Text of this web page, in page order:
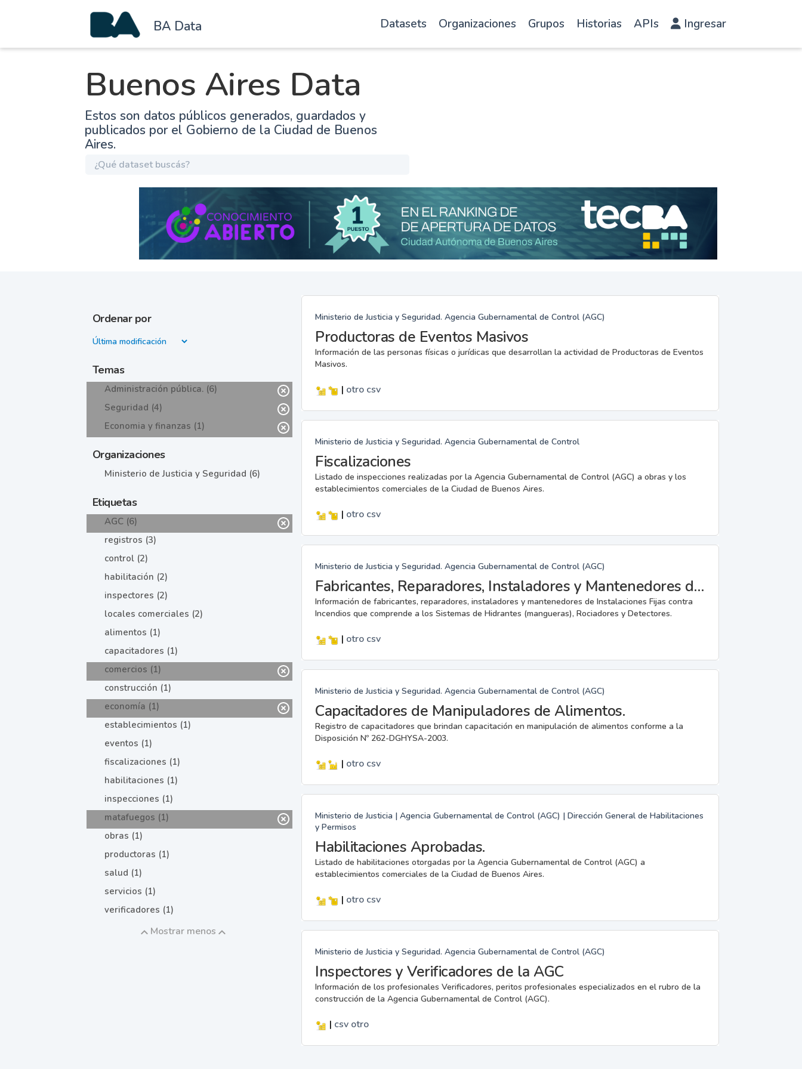
BA Data Datasets Organizaciones Grupos Historias APIs Ingresar
Buenos Aires Data
Estos son datos públicos generados, guardados y
publicados por el Gobierno de la Ciudad de Buenos
Aires.
Ordenar por
Temas
Administración pública. (6)
Seguridad (4)
Economia y finanzas (1)
Organizaciones
Ministerio de Justicia y Seguridad (6)
Etiquetas
AGC (6)
registros (3)
control (2)
habilitación (2)
inspectores (2)
locales comerciales (2)
alimentos (1)
capacitadores (1)
comercios (1)
construcción (1)
economía (1)
establecimientos (1)
eventos (1)
fiscalizaciones (1)
habilitaciones (1)
inspecciones (1)
matafuegos (1)
obras (1)
productoras (1)
salud (1)
servicios (1)
verificadores (1)
Mostrar menos
Ministerio de Justicia y Seguridad. Agencia Gubernamental de Control (AGC)
Productoras de Eventos Masivos
Información de las personas físicas o jurídicas que desarrollan la actividad de Productoras de Eventos
Masivos.
| otro csv
Ministerio de Justicia y Seguridad. Agencia Gubernamental de Control
Fiscalizaciones
Listado de inspecciones realizadas por la Agencia Gubernamental de Control (AGC) a obras y los
establecimientos comerciales de la Ciudad de Buenos Aires.
| otro csv
Ministerio de Justicia y Seguridad. Agencia Gubernamental de Control (AGC)
Fabricantes, Reparadores, Instaladores y Mantenedores de Instalaciones Fijas contra Incendios.
Información de fabricantes, reparadores, instaladores y mantenedores de Instalaciones Fijas contra
Incendios que comprende a los Sistemas de Hidrantes (mangueras), Rociadores y Detectores.
| otro csv
Ministerio de Justicia y Seguridad. Agencia Gubernamental de Control (AGC)
Capacitadores de Manipuladores de Alimentos.
Registro de capacitadores que brindan capacitación en manipulación de alimentos conforme a la
Disposición Nº 262-DGHYSA-2003.
| otro csv
Ministerio de Justicia | Agencia Gubernamental de Control (AGC) | Dirección General de Habilitaciones
y Permisos
Habilitaciones Aprobadas.
Listado de habilitaciones otorgadas por la Agencia Gubernamental de Control (AGC) a
establecimientos comerciales de la Ciudad de Buenos Aires.
| otro csv
Ministerio de Justicia y Seguridad. Agencia Gubernamental de Control (AGC)
Inspectores y Verificadores de la AGC
Información de los profesionales Verificadores, peritos profesionales especializados en el rubro de la
construcción de la Agencia Gubernamental de Control (AGC).
| csv otro